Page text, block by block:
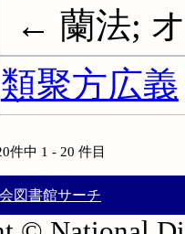
← 蘭法;
類聚方広義
件中 1 - 20 件目
図書館サーチ